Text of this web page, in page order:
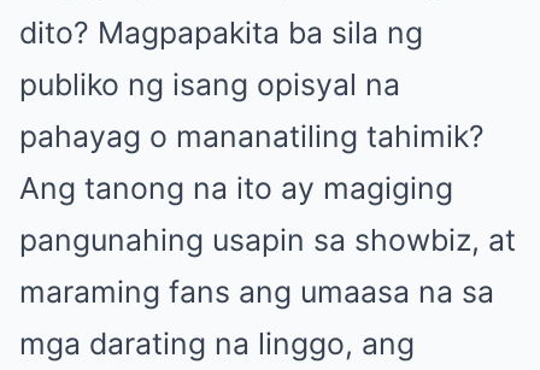
dito? Magpapakita ba sila ng
publiko ng isang opisyal na
pahayag o mananatiling tahimik?
Ang tanong na ito ay magiging
pangunahing usapin sa showbiz, at
maraming fans ang umaasa na sa
mga darating na linggo, ang